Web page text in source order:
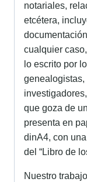
notariales,
etcétera,
cualquier
lo escrito por
genealogistas,
que goza de
presenta en
dinA4, con
del “Libro de
Nuestro